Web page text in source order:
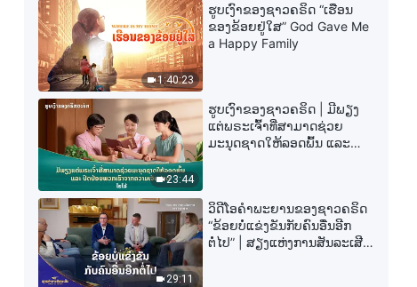
9:22
10:18
ພຣະທຳປະຈຳວັນຂອງພຣະເຈົ້າ: ການ
ຮູ້ຈັກພາລະກິດຂອງພຣະເຈົ້າ | ຄັດ
ຕອນ 157
6:00
ພຣະທຳປະຈຳວັນຂອງພຣະເຈົ້າ: ການ
ຮູ້ຈັກພາລະກິດຂອງພຣະເຈົ້າ | ຄັດ
ຕອນ 159
ພຣະທຳປະຈຳວັນຂອງພຣະເຈົ້າ: ການ
ຮູ້ຈັກພາລະກິດຂອງພຣະເຈົ້າ | ຄັດ
ຕອນ 160
1:40:23
ຮູບເງົາຂອງຊາວຄຣິດ “ເຮືອນ
ຂອງຂ້ອຍຢູ່ໃສ” God Gave Me
a Happy Family
23:44
ຮູບເງົາຂອງຊາວຄຣິດ | ມີພຽງ
ແຕ່ພຣະເຈົ້າທີ່ສາມາດຊ່ວຍ
ມະນຸດຊາດໃຫ້ລອດພົ້ນ ແລະ
29:11
ວິດີໂອຄຳພະຍານຂອງຊາວຄຣິດ
“ຂ້ອຍບໍ່ແຂ່ງຂັນກັບຄົນອື່ນອີກ
ຕໍ່ໄປ” | ສຽງແຫ່ງການສັນລະເສີນ